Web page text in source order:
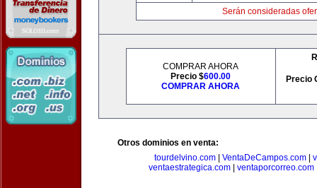
Serán consideradas
COMPRAR AHORA
Precio $600.00
COMPRAR AHORA
Precio
Otros dominios en venta:
tourdelvino.com| VentaDeCampos.com|
ventaestrategica.com| ventaporcorreo.com